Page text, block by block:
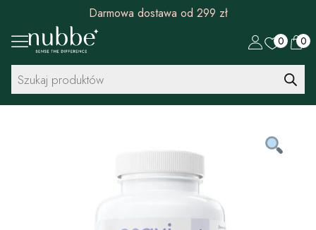
Darmowa dostawa od 299 zł
0 0
Wyszukiwarka
produktów